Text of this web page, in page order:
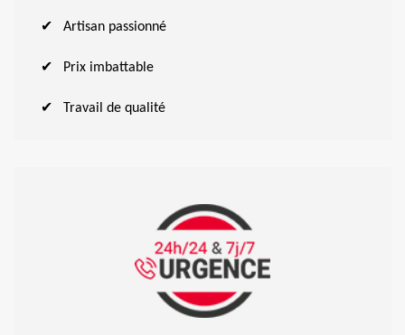
Artisan passionné
Prix imbattable
Travail de qualité